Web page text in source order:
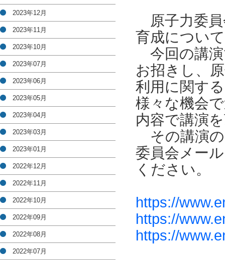
原子力委員
育成につい
今回の講演
お招きし、
利用に関す
様々な機会
内容で講演
その講演の
委員会メー
ください。
https://
https://
https://
2023年12月
2023年11月
2023年10月
2023年07月
2023年06月
2023年05月
2023年04月
2023年03月
2023年01月
2022年12月
2022年11月
2022年10月
2022年09月
2022年08月
2022年07月